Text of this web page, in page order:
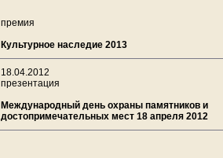
премия
Культурное наследие 2013
18.04.2012
презентация
Международный день охраны памятников и
достопримечательных мест 18 апреля 2012